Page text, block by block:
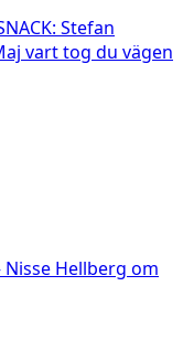
Stefan
vart tog du vägen
Hellberg om